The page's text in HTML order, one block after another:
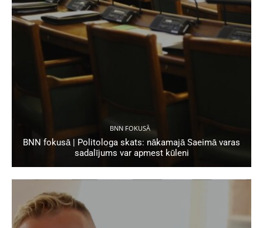
BNN FOKUSĀ
BNN fokusā | Politologa skats: nākamajā Saeimā varas
sadalījums var apmest kūleni